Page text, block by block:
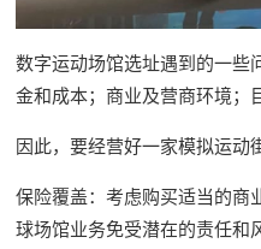
数字运动场馆选址遇到的一些
金和成本；商业及营商环境；
因此，要经营好一家模拟运动
保险覆盖：考虑购买适当的商
球场馆业务免受潜在的责任和